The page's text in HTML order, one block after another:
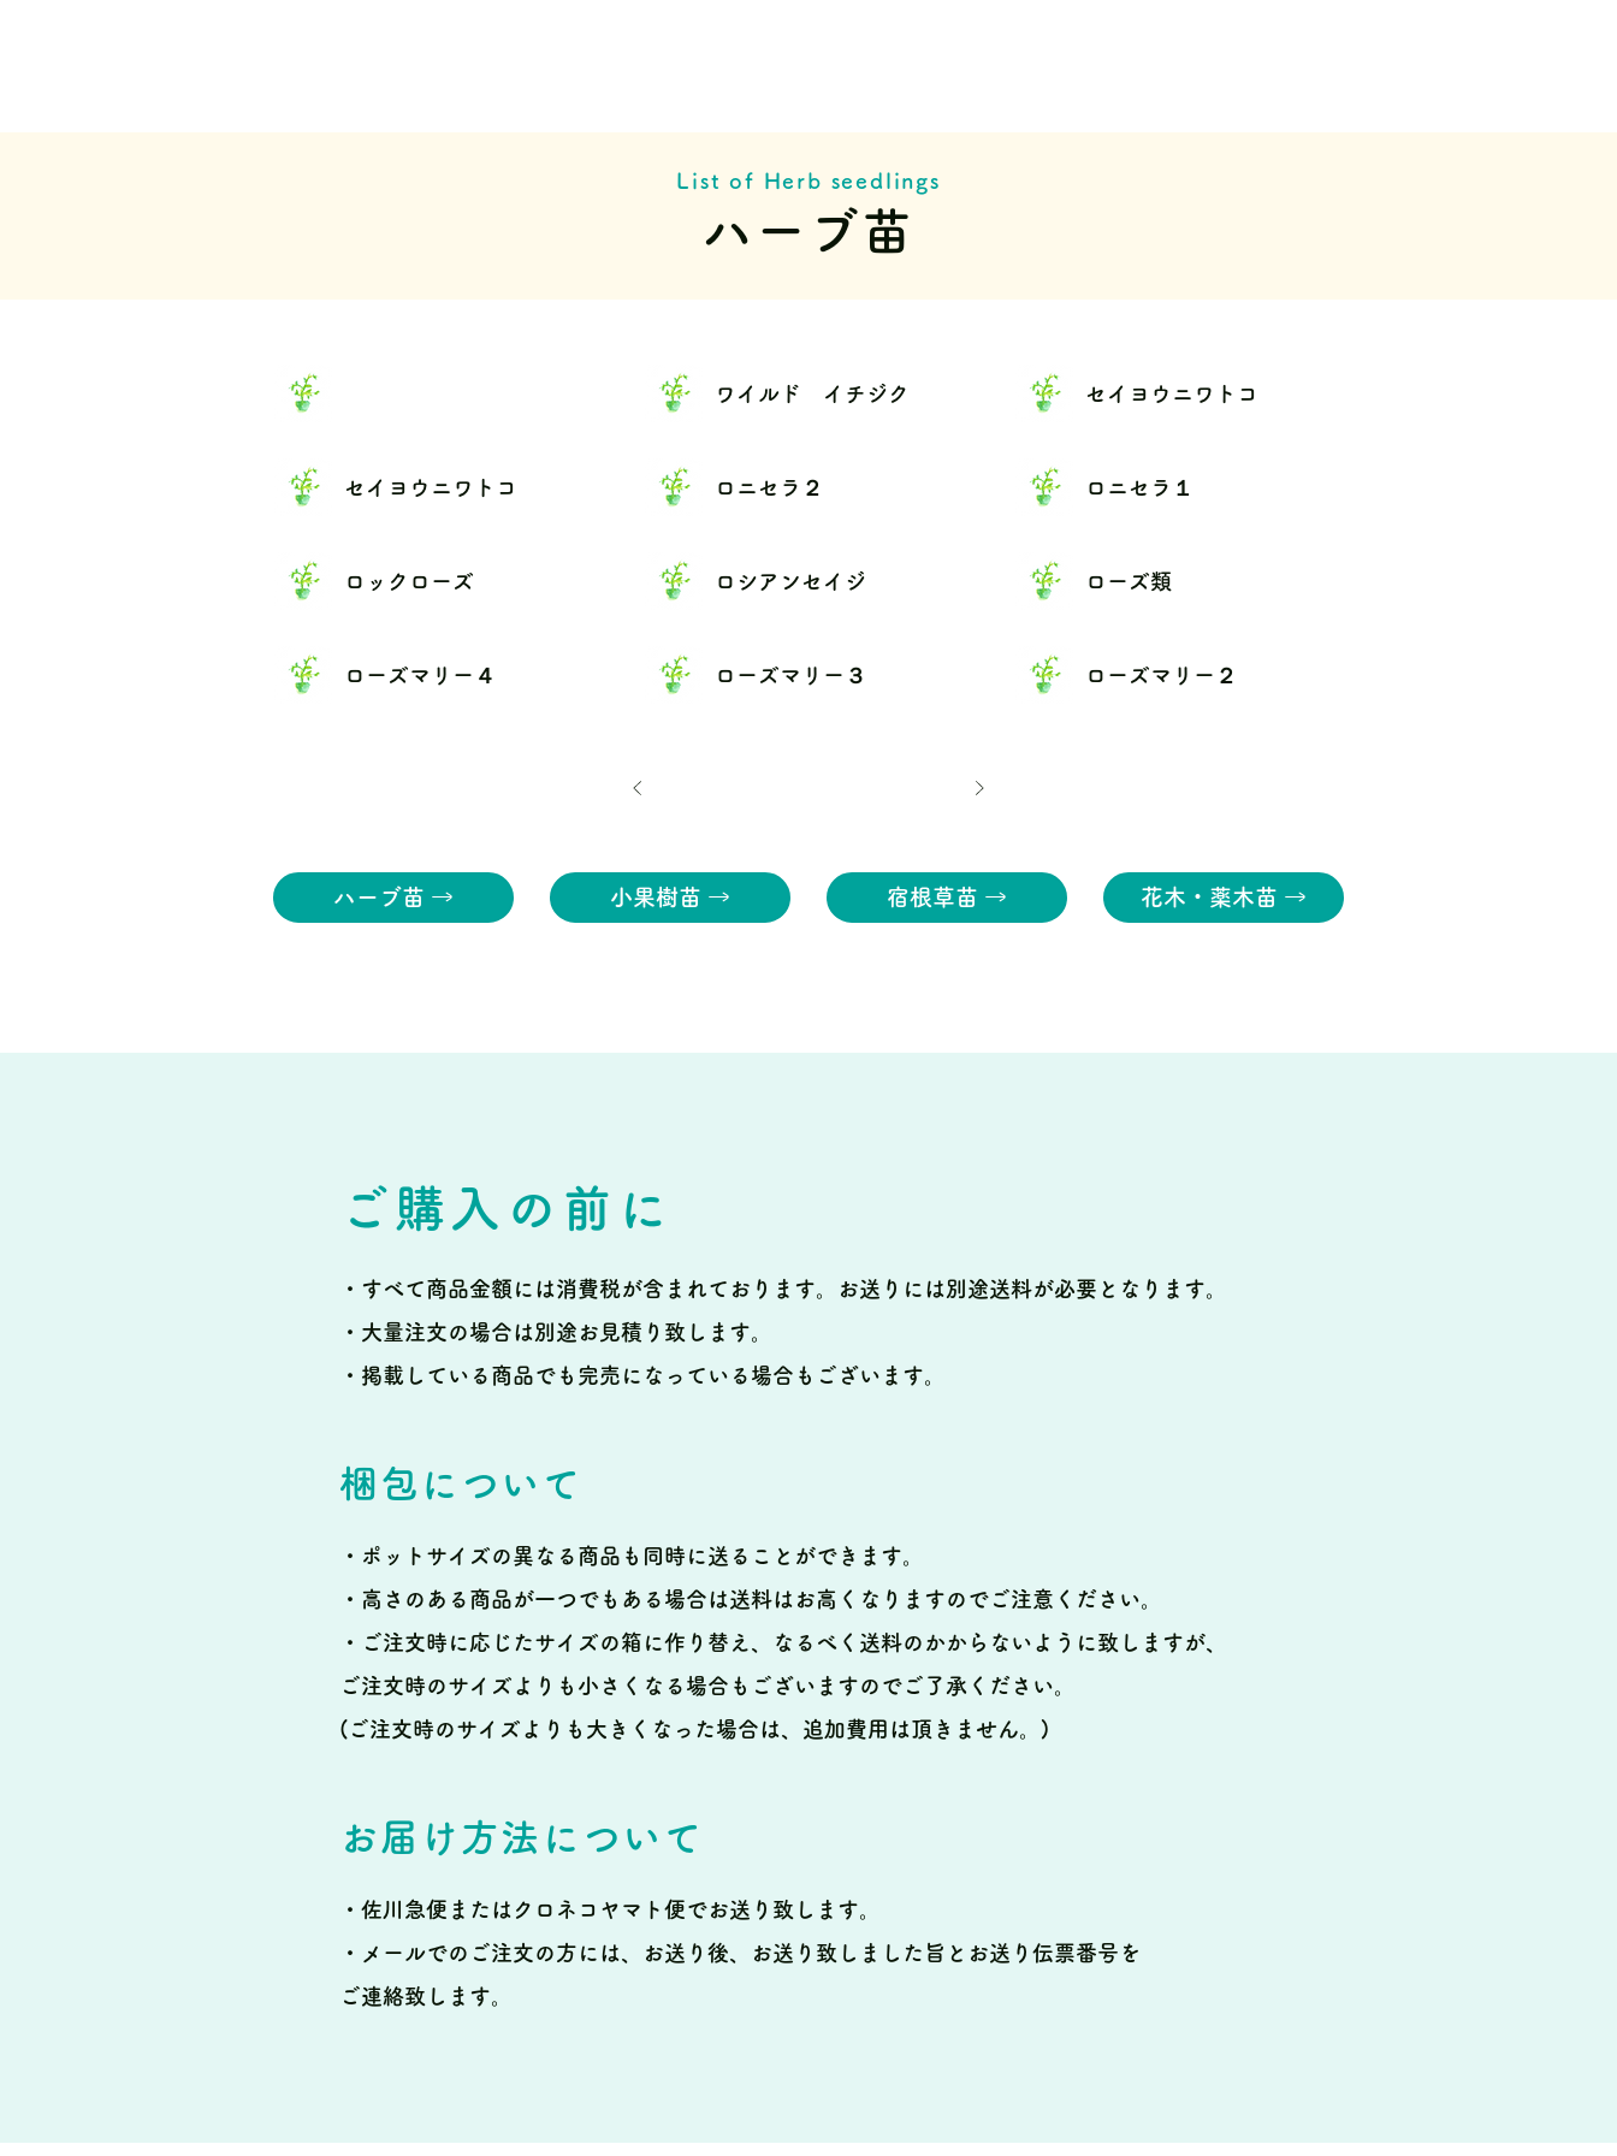
List of Herb seedlings
ハーブ苗
セイヨウニワトコ
ロックローズ
ローズマリー４
ワイルド イチジク
ロニセラ２
ロシアンセイジ
ローズマリー３
セイヨウニワトコ
ロニセラ１
ローズ類
ローズマリー２
ハーブ苗 → 小果樹苗 → 宿根草苗 → 花木・薬木苗 →
ご購入の前に
・すべて商品金額には消費税が含まれております。
お送りには別途送料が必要となります。
・大量注文の場合は別途お見積り致します。
・掲載している商品でも完売になっている場合もございます。
梱包について
・ポットサイズの異なる商品も同時に送ることができます。
・高さのある商品が一つでもある場合は送料はお高くなりますのでご注意ください。
・ご注文時に応じたサイズの箱に作り替え、なるべく送料のかからないように致しますが、
ご注文時のサイズよりも小さくなる場合もございますのでご了承ください。
(ご注文時のサイズよりも大きくなった場合は、追加費用は頂きません。)
お届け方法について
・佐川急便またはクロネコヤマト便でお送り致します。
・メールでのご注文の方には、お送り後、お送り致しました旨とお送り伝票番号を
ご連絡致します。